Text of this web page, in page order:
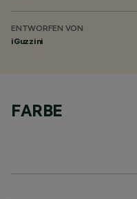
ENTWORFEN VON
iGuzzini
FARBE